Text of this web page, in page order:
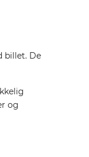
billet. De
og